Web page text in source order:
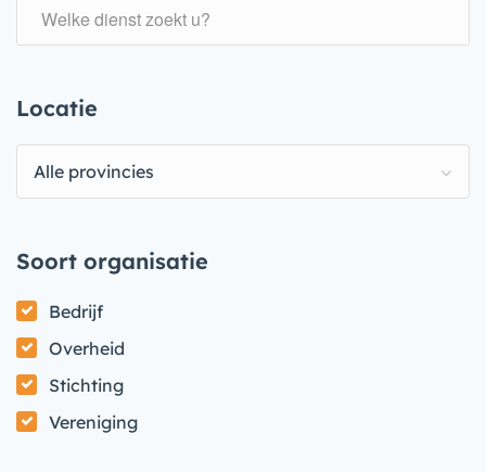
Locatie
Alle provincies
Soort organisatie
Bedrijf
Overheid
Stichting
Vereniging